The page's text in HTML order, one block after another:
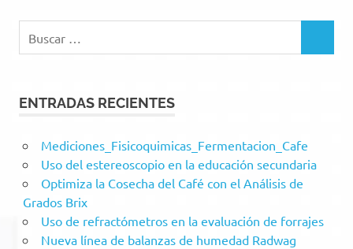
ENTRADAS RECIENTES
Mediciones_Fisicoquimicas_Fermentacion_Cafe
Uso del estereoscopio en la educación secundaria
Optimiza la Cosecha del Café con el Análisis de
Grados Brix
Uso de refractómetros en la evaluación de forrajes
Nueva línea de balanzas de humedad Radwag